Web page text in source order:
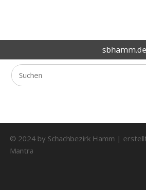
© 2024 by Schachbezirk Hamm |
Mantra